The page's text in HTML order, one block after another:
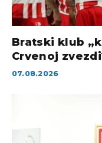
Bratski klub
Crvenoj
07.08.2026